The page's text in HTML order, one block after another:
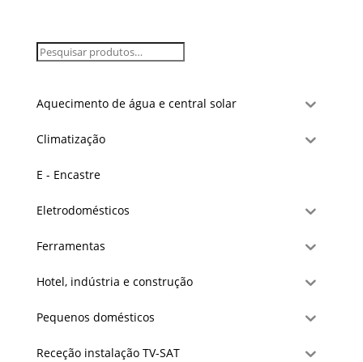
Aquecimento de água e central solar
Climatização
E - Encastre
Eletrodomésticos
Ferramentas
Hotel, indústria e construção
Pequenos domésticos
Receção instalação TV-SAT